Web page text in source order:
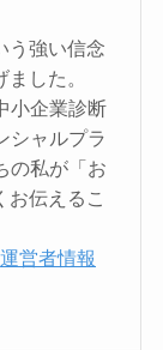
う強い信念
した。
小企業診断
シャルプラ
の私が「お
お伝えるこ
運営者情報